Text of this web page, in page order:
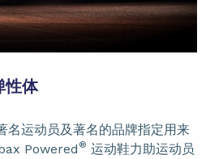
性体
名运动员及著名的品牌指定用来
Powered ® 运动鞋力助运动员